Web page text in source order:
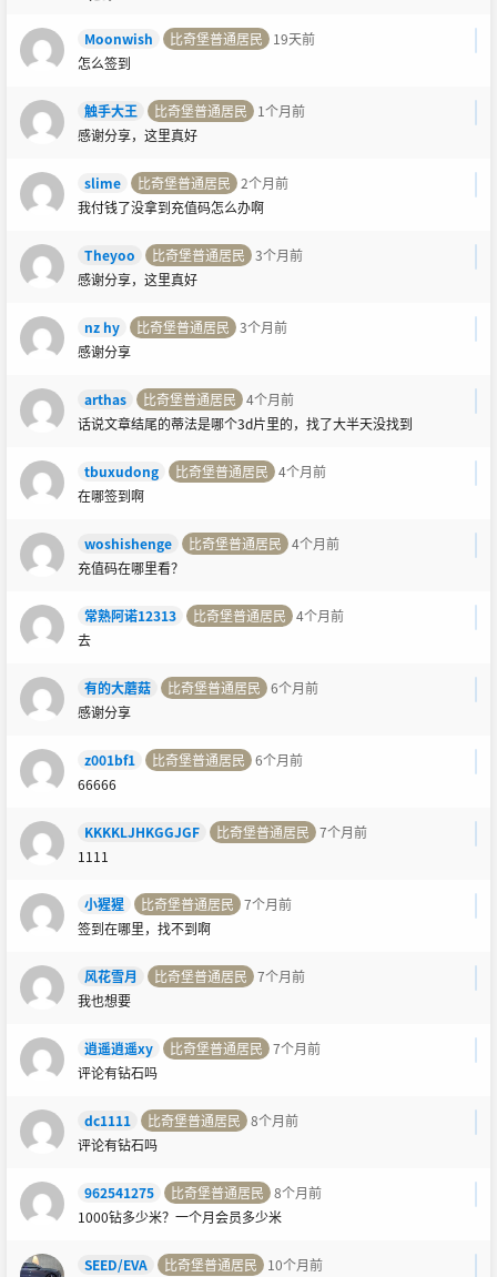
Moonwish 比奇堡普通居民
19天前
怎么签到
触手大王 比奇堡普通居民
1个月前
感谢分享，这里真好
slime 比奇堡普通居民 2个月前
我付钱了没拿到充值码怎么办啊
Theyoo 比奇堡普通居民 3个月前
感谢分享，这里真好
nz hy 比奇堡普通居民 3个月前
感谢分享
arthas 比奇堡普通居民 4个月前
话说文章结尾的蒂法是哪个3d片里的，找了大半天没找到
tbuxudong 比奇堡普通居民 4个月前
在哪签到啊
woshishenge 比奇堡普通居民 4个月前
充值码在哪里看？
常熟阿诺12313 比奇堡普通居民 4个月前
去
有的大蘑菇 比奇堡普通居民 6个月前
感谢分享
z001bf1 比奇堡普通居民 6个月前
66666
KKKKLJHKGGJGF 比奇堡普通居民 7个月前
1111
小猩猩 比奇堡普通居民 7个月前
签到在哪里，找不到啊
风花雪月 比奇堡普通居民 7个月前
我也想要
逍遥逍遥xy 比奇堡普通居民 7个月前
评论有钻石吗
dc1111 比奇堡普通居民 8个月前
评论有钻石吗
962541275 比奇堡普通居民 8个月前
1000钻多少米？一个月会员多少米
SEED/EVA 比奇堡普通居民 10个月前